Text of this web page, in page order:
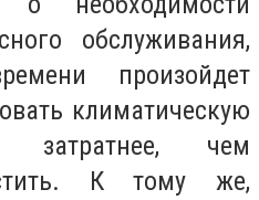
обслуживания,
произойдет
климатическую
затратнее, чем
К тому же,